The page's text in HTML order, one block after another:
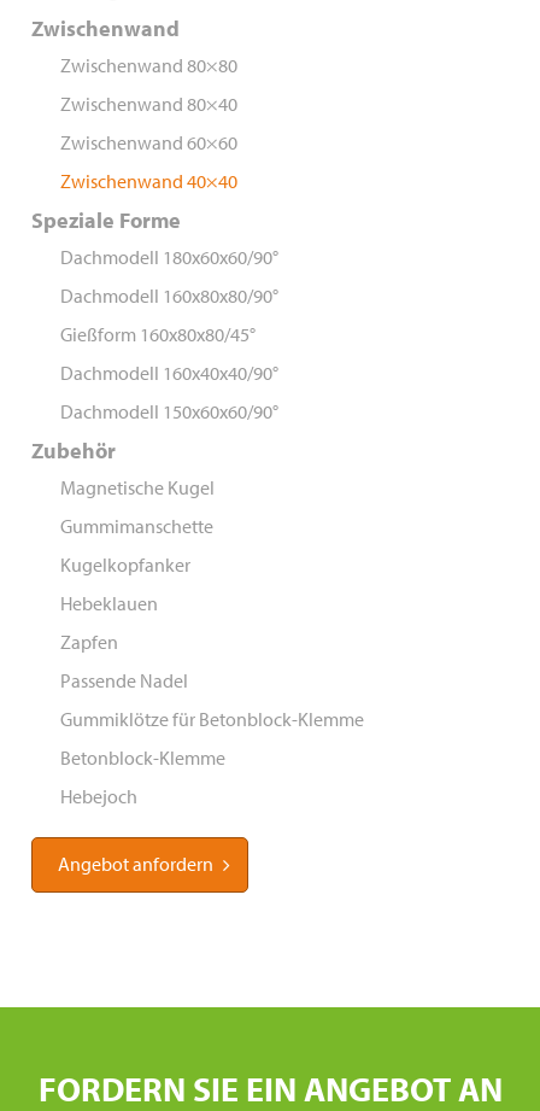
Zwischenwand
Zwischenwand 80×80
Zwischenwand 80×40
Zwischenwand 60×60
Zwischenwand 40×40
Speziale Forme
Dachmodell 180x60x60/90°
Dachmodell 160x80x80/90°
Gießform 160x80x80/45°
Dachmodell 160x40x40/90°
Dachmodell 150x60x60/90°
Zubehör
Magnetische Kugel
Gummimanschette
Kugelkopfanker
Hebeklauen
Zapfen
Passende Nadel
Gummiklötze für Betonblock-Klemme
Betonblock-Klemme
Hebejoch
Angebot anfordern
FORDERN SIE EIN ANGEBOT AN